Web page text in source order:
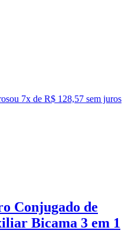
ou 7x de R$ 128,57 sem juros
Conjugado de
Bicama 3 em 1